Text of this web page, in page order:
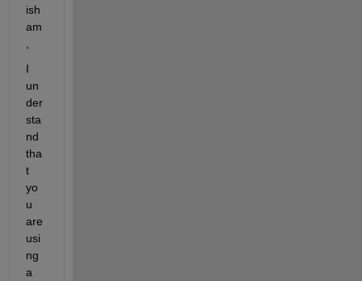
ish
am
I
un
der
sta
nd
tha
t
yo
u
are
usi
ng
a